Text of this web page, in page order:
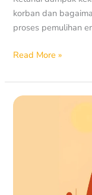
korban dan
proses pemulihan
Read More »
Mengatasi